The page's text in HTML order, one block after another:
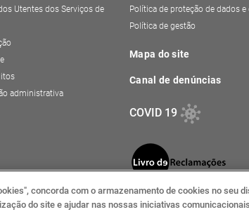
Utentes dos Serviços de
administrativa
Política de proteção de dados e
Política de gestão
Mapa do site
Canal de denúncias
COVID 19
concorda com o armazenamento de cookies no seu
do site e ajudar nas nossas iniciativas